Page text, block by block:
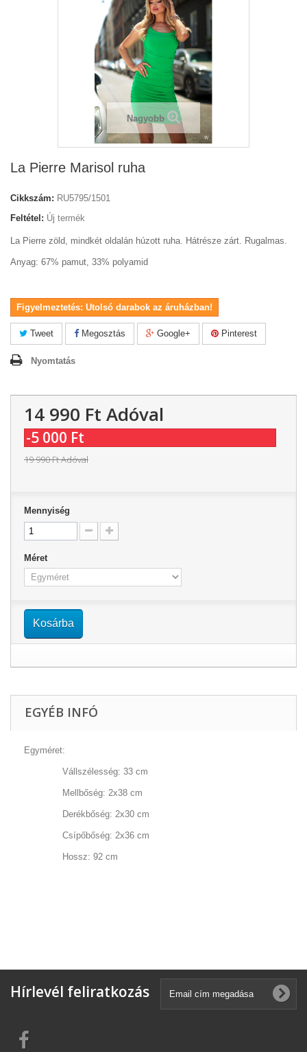
Nagyobb
La Pierre Marisol ruha
Cikkszám: RU5795/1501
Feltétel: Új termék
La Pierre zöld, mindkét oldalán húzott ruha. Hátrésze zárt. Rugalmas.
Anyag: 67% pamut, 33% polyamid
Figyelmeztetés: Utolsó darabok az áruházban!
Tweet Megosztás Google+ Pinterest
Nyomtatás
14 990 Ft‎ Adóval
-5 000 Ft‎
19 990 Ft‎Adóval
Mennyiség
Méret
Kosárba
EGYÉB INFÓ
Egyméret:
Vállszélesség: 33 cm
Mellbőség: 2x38 cm
Derékbőség: 2x30 cm
Csípőbőség: 2x36 cm
Hossz: 92 cm
Hírlevél feliratkozás